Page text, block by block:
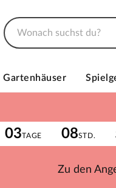
Gartenhäuser
03TAGE 08STD.
Zu den